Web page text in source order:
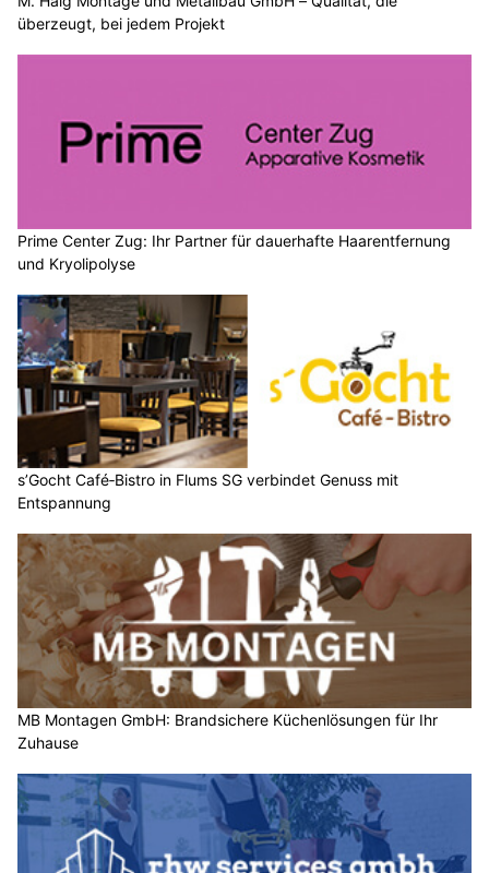
überzeugt, bei jedem Projekt
Prime Center Zug: Ihr Partner für dauerhafte Haarentfernung
und Kryolipolyse
s’Gocht Café‑Bistro in Flums SG verbindet Genuss mit
Entspannung
MB Montagen GmbH: Brandsichere Küchenlösungen für Ihr
Zuhause